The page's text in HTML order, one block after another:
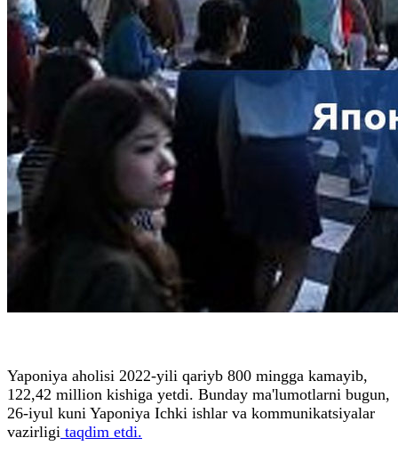
Yaponiya aholisi 2022-yili qariyb 800 mingga kamayib,
122,42 million kishiga yetdi. Bunday ma'lumotlarni bugun,
26-iyul kuni Yaponiya Ichki ishlar va kommunikatsiyalar
vazirligi taqdim etdi.